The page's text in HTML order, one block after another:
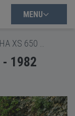
MENU
- 1982